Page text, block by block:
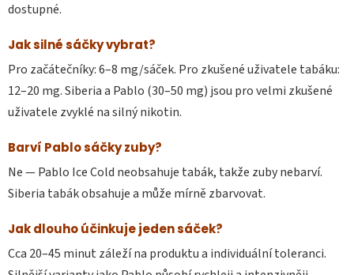
dostupné.
Jak silné sáčky vybrat?
Pro začátečníky: 6–8 mg/sáček. Pro zkušené uživatele tabáku:
12–20 mg. Siberia a Pablo (30–50 mg) jsou pro velmi zkušené
uživatele zvyklé na silný nikotin.
Barví Pablo sáčky zuby?
Ne — Pablo Ice Cold neobsahuje tabák, takže zuby nebarví.
Siberia tabák obsahuje a může mírně zbarvovat.
Jak dlouho účinkuje jeden sáček?
Cca 20–45 minut záleží na produktu a individuální toleranci.